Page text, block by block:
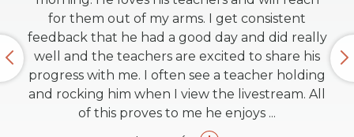
for them out of my arms. I get consistent
feedback that he had a good day and did really
well and the teachers are excited to share his
progress with me. I often see a teacher holding
and rocking him when I view the livestream. All
of this proves to me he enjoys ...